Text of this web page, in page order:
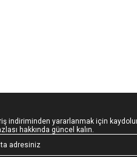
indiriminden yararlanmak için
hakkında güncel kalın.